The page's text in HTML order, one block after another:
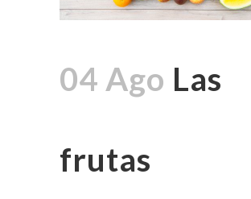
04 Ago Las
frutas